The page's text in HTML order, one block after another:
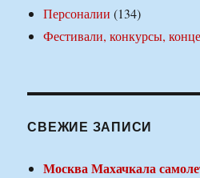
Персоналии (134)
Фестивали, конкурсы,
СВЕЖИЕ ЗАПИСИ
Москва Махачкала